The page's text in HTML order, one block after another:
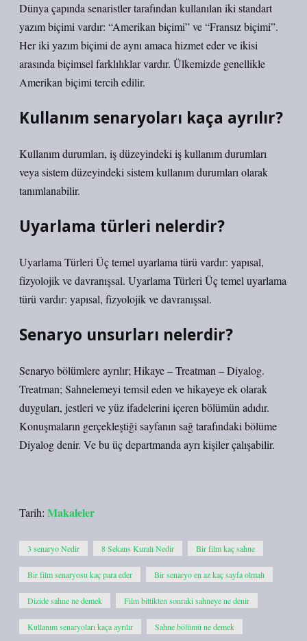
Dünya çapında senaristler tarafından kullanılan iki standart
yazım biçimi vardır: “Amerikan biçimi” ve “Fransız biçimi”.
Her iki yazım biçimi de aynı amaca hizmet eder ve ikisi
arasında biçimsel farklılıklar vardır. Ülkemizde genellikle
Amerikan biçimi tercih edilir.
Kullanım senaryoları kaça ayrılır?
Kullanım durumları, iş düzeyindeki iş kullanım durumları
veya sistem düzeyindeki sistem kullanım durumları olarak
tanımlanabilir.
Uyarlama türleri nelerdir?
Uyarlama Türleri Üç temel uyarlama türü vardır: yapısal,
fizyolojik ve davranışsal. Uyarlama Türleri Üç temel uyarlama
türü vardır: yapısal, fizyolojik ve davranışsal.
Senaryo unsurları nelerdir?
Senaryo bölümlere ayrılır; Hikaye – Treatman – ​​Diyalog.
Treatman; Sahnelemeyi temsil eden ve hikayeye ek olarak
duyguları, jestleri ve yüz ifadelerini içeren bölümün adıdır.
Konuşmaların gerçekleştiği sayfanın sağ tarafındaki bölüme
Diyalog denir. Ve bu üç departmanda ayrı kişiler çalışabilir.
Tarih: Makaleler
3 senaryo Nedir 8 Sekans Kuralı Nedir Bir film kaç sahne
Bir film senaryosu kaç para eder Bir senaryo en az kaç sayfa olmalı
Dizide sahne ne demek Film bittikten sonraki sahneye ne denir
Kullanım senaryoları kaça ayrılır Sahne bölümü ne demek